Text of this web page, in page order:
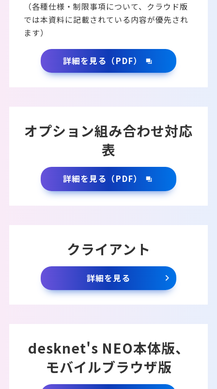
（各種仕様・制限事項について、クラウド版
では本資料に記載されている内容が優先され
ます）
詳細を見る（PDF）
オプション組み合わせ対応
表
詳細を見る（PDF）
クライアント
詳細を見る
desknet's NEO本体版、
モバイルブラウザ版